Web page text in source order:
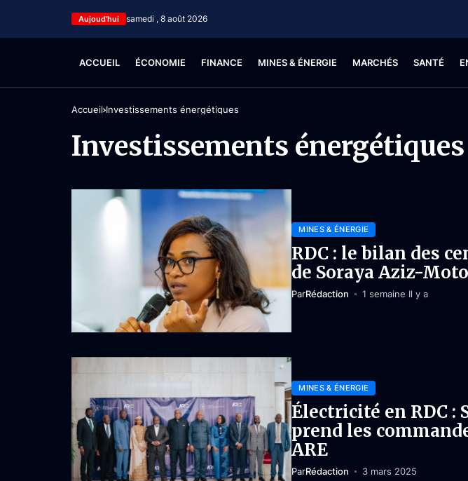
Aujoud'hui samedi , 8 août 2026
ACCUEIL ÉCONOMIE FINANCE MINES & ÉNERGIE MARCHÉS SANTÉ
Accueil Investissements énergétiques
Investissements énergétiques
MINES & ÉNERGIE
RDC : le bilan des
de Soraya Aziz-Moto
ParRédaction 1 semaine Il y a
MINES & ÉNERGIE
Électricité en RDC :
prend les
ARE
ParRédaction 3 mars 2025